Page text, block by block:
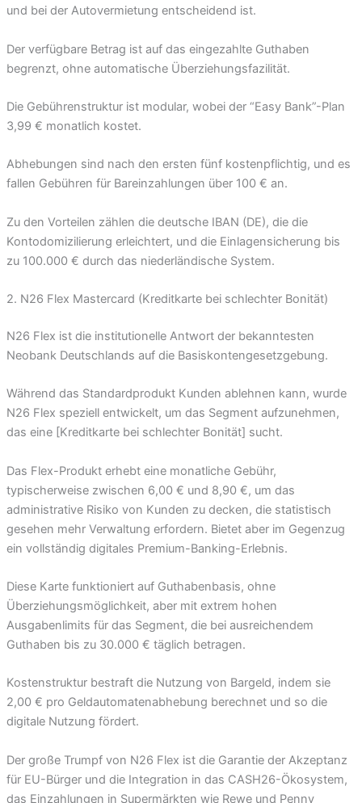
und bei der Autovermietung entscheidend ist.
Der verfügbare Betrag ist auf das eingezahlte Guthaben
begrenzt, ohne automatische Überziehungsfazilität.
Die Gebührenstruktur ist modular, wobei der “Easy Bank”-Plan
3,99 € monatlich kostet.
Abhebungen sind nach den ersten fünf kostenpflichtig, und es
fallen Gebühren für Bareinzahlungen über 100 € an.
Zu den Vorteilen zählen die deutsche IBAN (DE), die die
Kontodomizilierung erleichtert, und die Einlagensicherung bis
zu 100.000 € durch das niederländische System.
2. N26 Flex Mastercard (Kreditkarte bei schlechter Bonität)
N26 Flex ist die institutionelle Antwort der bekanntesten
Neobank Deutschlands auf die Basiskontengesetzgebung.
Während das Standardprodukt Kunden ablehnen kann, wurde
N26 Flex speziell entwickelt, um das Segment aufzunehmen,
das eine [Kreditkarte bei schlechter Bonität] sucht.
Das Flex-Produkt erhebt eine monatliche Gebühr,
typischerweise zwischen 6,00 € und 8,90 €, um das
administrative Risiko von Kunden zu decken, die statistisch
gesehen mehr Verwaltung erfordern. Bietet aber im Gegenzug
ein vollständig digitales Premium-Banking-Erlebnis.
Diese Karte funktioniert auf Guthabenbasis, ohne
Überziehungsmöglichkeit, aber mit extrem hohen
Ausgabenlimits für das Segment, die bei ausreichendem
Guthaben bis zu 30.000 € täglich betragen.
Kostenstruktur bestraft die Nutzung von Bargeld, indem sie
2,00 € pro Geldautomatenabhebung berechnet und so die
digitale Nutzung fördert.
Der große Trumpf von N26 Flex ist die Garantie der Akzeptanz
für EU-Bürger und die Integration in das CASH26-Ökosystem,
das Einzahlungen in Supermärkten wie Rewe und Penny